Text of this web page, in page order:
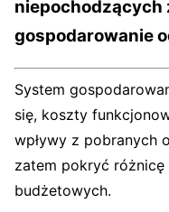
niepochodzących
gospodarowanie
System
się, koszty
wpływy z pobranych
zatem pokryć
budżetowych.